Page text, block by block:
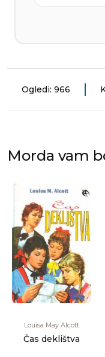
Ogledi: 966
Morda vam
Louisa May Alcott
Čas deklištva